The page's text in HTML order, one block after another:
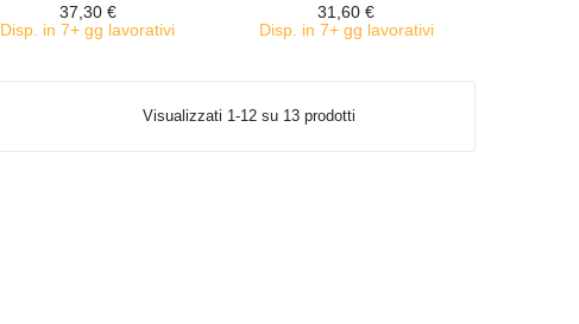
37,30 €
Disp. in 7+ gg lavorativi
31,60 €
Disp. in 7+ gg lavorativi
Visualizzati 1-12 su 13 prodotti